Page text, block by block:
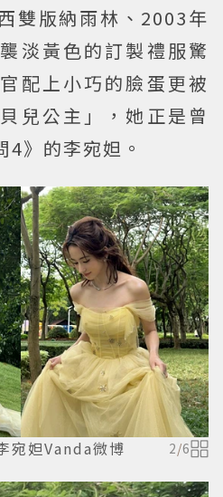
雙版納雨林、2003年
淡黃色的訂製禮服驚
配上小巧的臉蛋更被
兒公主」，她正是曾
》的李宛妲。
宛妲Vanda微博 2/6